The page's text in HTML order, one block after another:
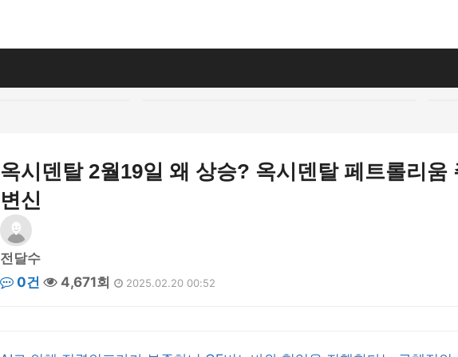
옥시덴탈 2월19일 왜 상승? 옥시덴탈 페트롤리움
변신
전달수
0건
4,671회 2025.02.20 00:52